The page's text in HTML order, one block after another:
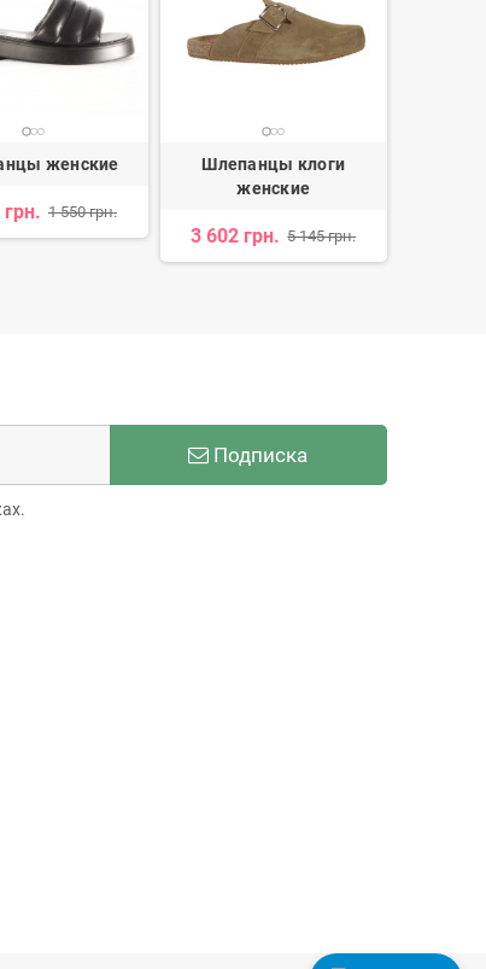
женские
1 550 грн.
Шлепанцы клоги
женские
3 602 грн. 5 145 грн.
Подписка